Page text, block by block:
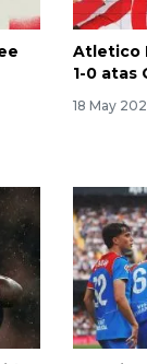
Atletico
1-0 atas
18 May